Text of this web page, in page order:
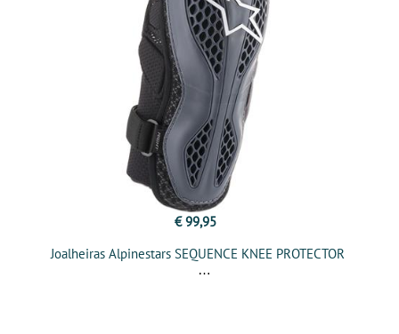
€ 99,95
Joalheiras Alpinestars SEQUENCE KNEE PROTECTOR